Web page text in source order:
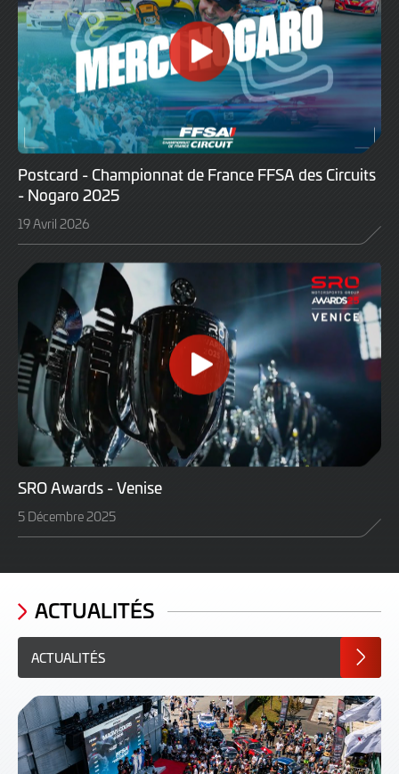
Postcard - Championnat de France FFSA des Circuits
- Nogaro 2025
19 Avril 2026
SRO Awards - Venise
5 Décembre 2025
ACTUALITÉS
ACTUALITÉS